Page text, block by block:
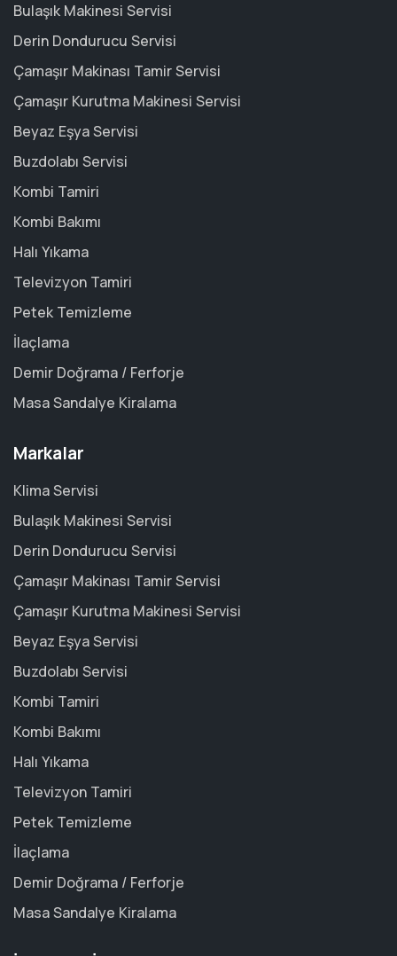
Bulaşık Makinesi Servisi
Derin Dondurucu Servisi
Çamaşır Makinası Tamir Servisi
Çamaşır Kurutma Makinesi Servisi
Beyaz Eşya Servisi
Buzdolabı Servisi
Kombi Tamiri
Kombi Bakımı
Halı Yıkama
Televizyon Tamiri
Petek Temizleme
İlaçlama
Demir Doğrama / Ferforje
Masa Sandalye Kiralama
Markalar
Klima Servisi
Bulaşık Makinesi Servisi
Derin Dondurucu Servisi
Çamaşır Makinası Tamir Servisi
Çamaşır Kurutma Makinesi Servisi
Beyaz Eşya Servisi
Buzdolabı Servisi
Kombi Tamiri
Kombi Bakımı
Halı Yıkama
Televizyon Tamiri
Petek Temizleme
İlaçlama
Demir Doğrama / Ferforje
Masa Sandalye Kiralama